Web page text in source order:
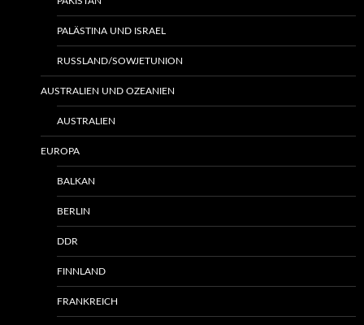
PALÄSTINA UND ISRAEL
RUSSLAND/SOWJETUNION
AUSTRALIEN UND OZEANIEN
AUSTRALIEN
EUROPA
BALKAN
BERLIN
DDR
FINNLAND
FRANKREICH